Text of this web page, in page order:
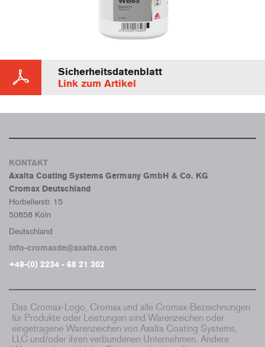
Sicherheitsdatenblatt
Link zum Artikel
KONTAKT
Axalta Coating Systems Germany GmbH & Co. KG
Cromax Deutschland
Horbellerstr. 15
50858 Köln
Deutschland
info-cromaxde@axalta.com
+49-(0) 2234 - 68 21 302
Das Cromax-Logo, Cromax und alle Cromax-Bezeichnungen
für Produkte oder Leistungen sind Warenzeichen oder
eingetragene Warenzeichen von Axalta Coating Systems,
LLC und/oder ihren verbundenen Unternehmen. Andere